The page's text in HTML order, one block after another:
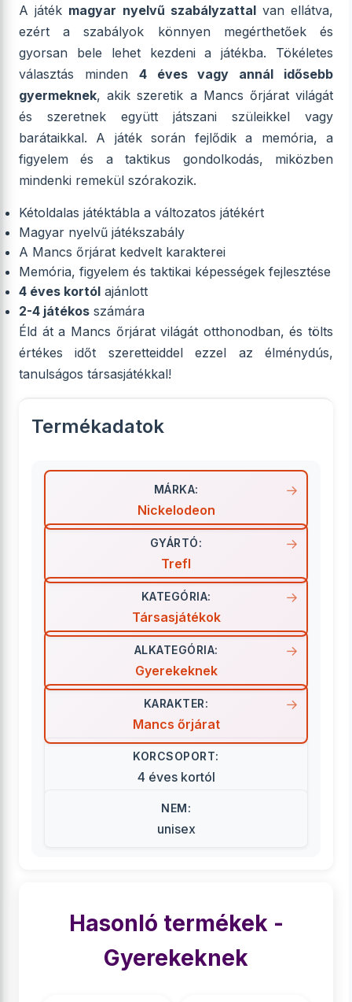
A játék magyar nyelvű szabályzattalvan ellátva,
ezért a szabályok könnyen megérthetőek és
gyorsan bele lehet kezdeni a játékba. Tökéletes
választás minden 4 éves vagy annál idősebb
gyermeknek, akik szeretik a Mancs őrjárat világát
és szeretnek együtt játszani szüleikkel vagy
barátaikkal. A játék során fejlődik a memória, a
figyelem és a taktikus gondolkodás, miközben
mindenki remekül szórakozik.
Kétoldalas játéktábla a változatos játékért
Magyar nyelvű játékszabály
A Mancs őrjárat kedvelt karakterei
Memória, figyelem és taktikai képességek fejlesztése
4 éves kortól ajánlott
2-4 játékos számára
Éld át a Mancs őrjárat világát otthonodban, és tölts
értékes időt szeretteiddel ezzel az élménydús,
tanulságos társasjátékkal!
Termékadatok
MÁRKA:
Nickelodeon
GYÁRTÓ:
Trefl
KATEGÓRIA:
Társasjátékok
ALKATEGÓRIA:
Gyerekeknek
KARAKTER:
Mancs őrjárat
KORCSOPORT:
4 éves kortól
NEM:
unisex
Hasonló termékek -
Gyerekeknek